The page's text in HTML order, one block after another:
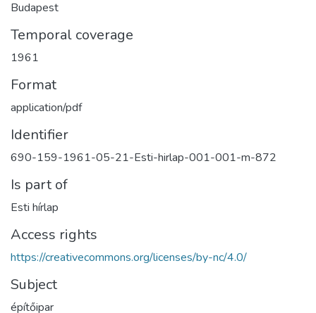
Budapest
Temporal coverage
1961
Format
application/pdf
Identifier
690-159-1961-05-21-Esti-hirlap-001-001-m-872
Is part of
Esti hírlap
Access rights
https://creativecommons.org/licenses/by-nc/4.0/
Subject
építőipar